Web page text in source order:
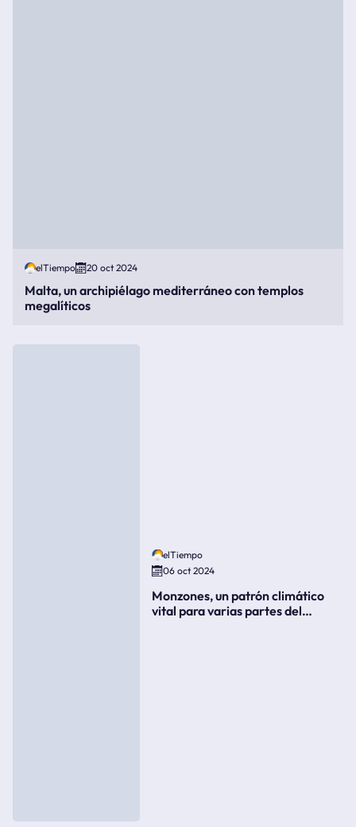
elTiempo 20 oct 2024
Malta, un archipiélago mediterráneo con templos
megalíticos
elTiempo
06 oct 2024
Monzones, un patrón climático
vital para varias partes del